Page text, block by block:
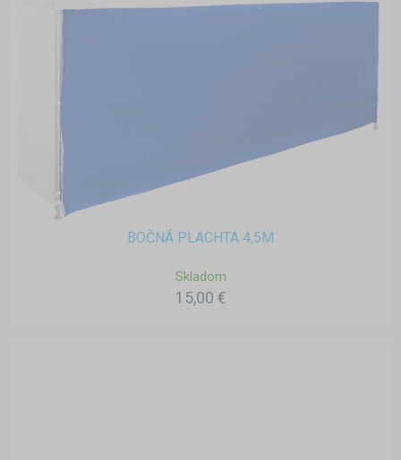
BOČNÁ PLACHTA 4,5M
Skladom
15,00 €